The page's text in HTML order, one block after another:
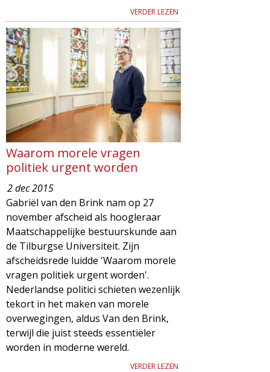
VERDER LEZEN
Waarom morele vragen
politiek urgent worden
2 dec 2015
Gabriël van den Brink nam op 27
november afscheid als hoogleraar
Maatschappelijke bestuurskunde aan
de Tilburgse Universiteit. Zijn
afscheidsrede luidde 'Waarom morele
vragen politiek urgent worden'.
Nederlandse politici schieten wezenlijk
tekort in het maken van morele
overwegingen, aldus Van den Brink,
terwijl die juist steeds essentiëler
worden in moderne wereld.
VERDER LEZEN